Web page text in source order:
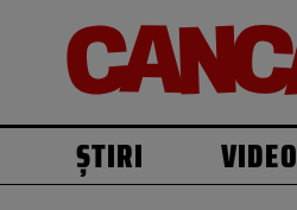
ȘTIRI VIDEO